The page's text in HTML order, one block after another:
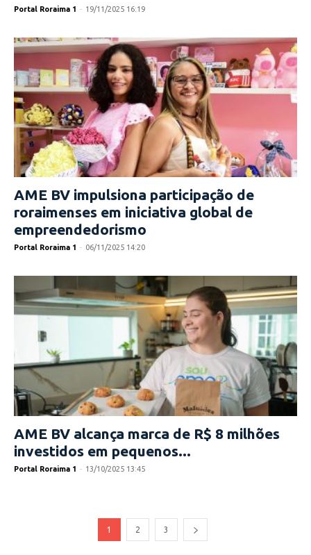
Portal Roraima 1 - 19/11/2025 16:19
AME BV impulsiona participação de
roraimenses em iniciativa global de
empreendedorismo
Portal Roraima 1 - 06/11/2025 14:20
AME BV alcança marca de R$ 8 milhões
investidos em pequenos...
Portal Roraima 1 - 13/10/2025 13:45
1 2 3